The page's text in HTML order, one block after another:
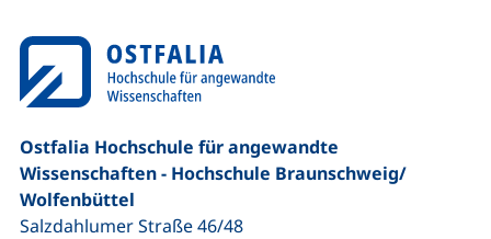
Ostfalia Hochschule für angewandte
Wissenschaften - Hochschule Braunschweig/​
Wolfenbüttel
Salzdahlumer Straße 46/48